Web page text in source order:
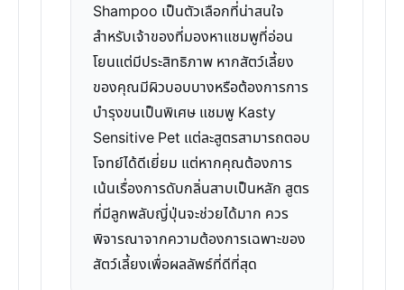
Shampoo เป็นตัวเลือกที่น่าสนใจ
สำหรับเจ้าของที่มองหาแชมพูที่อ่อน
โยนแต่มีประสิทธิภาพ หากสัตว์เลี้ยง
ของคุณมีผิวบอบบางหรือต้องการการ
บำรุงขนเป็นพิเศษ แชมพู Kasty
Sensitive Pet แต่ละสูตรสามารถตอบ
โจทย์ได้ดีเยี่ยม แต่หากคุณต้องการ
เน้นเรื่องการดับกลิ่นสาบเป็นหลัก สูตร
ที่มีลูกพลับญี่ปุ่นจะช่วยได้มาก ควร
พิจารณาจากความต้องการเฉพาะของ
สัตว์เลี้ยงเพื่อผลลัพธ์ที่ดีที่สุด